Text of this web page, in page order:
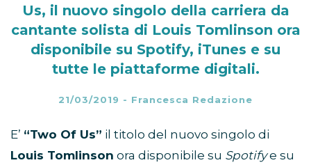
Us, il nuovo singolo della carriera da
cantante solista di Louis Tomlinson ora
disponibile su Spotify, iTunes e su
tutte le piattaforme digitali.
21/03/2019 - Francesca Redazione
E’ “Two Of Us” il titolo del nuovo singolo di
Louis Tomlinson ora disponibile su Spotifye su